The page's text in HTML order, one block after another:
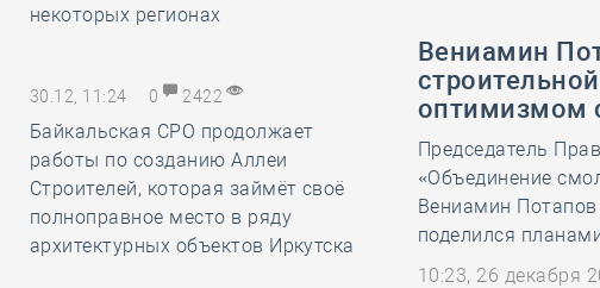
некоторых регионах
30.12, 11:24 0 2422
Байкальская СРО продолжает
работы по созданию Аллеи
Строителей, которая займёт своё
полноправное место в ряду
архитектурных объектов Иркутска
Вениамин
оптимизмом
Председатель
«Объединение
Вениамин
поделился
10:23, 26 декабря